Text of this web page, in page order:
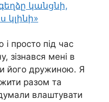
կանցնի,
просто під час
зізнався мені в
його дружиною. Я
разом та
влаштувати